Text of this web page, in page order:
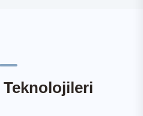
Teknolojileri